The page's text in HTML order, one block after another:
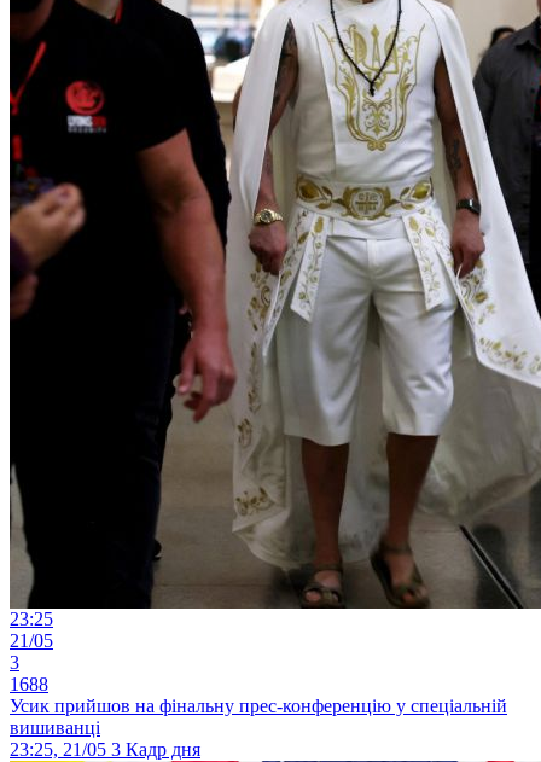
23:25
21/05
3
1688
Усик прийшов на фінальну прес-конференцію у спеціальній
вишиванці
23:25, 21/05 3 Кадр дня